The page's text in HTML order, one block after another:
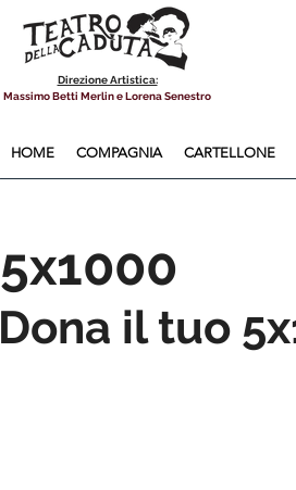
Direzione Artistica:
Massimo Betti Merlin e Lorena Senestro
HOME COMPAGNIA CARTELLONE
5x1000
Dona il tuo